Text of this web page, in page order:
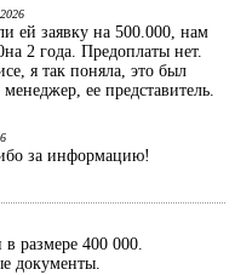
ей заявку на 500.000, нам
2 года. Предоплаты нет.
я так поняла, это был
ее представитель.
за информацию!
размере 400 000.
документы.